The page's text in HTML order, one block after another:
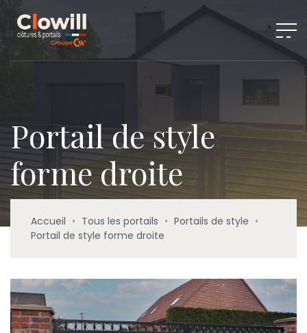
Portail de style
forme droite
Accueil • Tous les portails • Portails de style •
Portail de style forme droite